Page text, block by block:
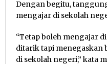
Dengan begitu,
mengajar di sekolah
“Tetap boleh mengajar
ditarik tapi menegaskan
di sekolah negeri,” kata